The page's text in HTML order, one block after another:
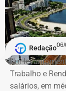
Redação
Um
Trabalho e
salários, em